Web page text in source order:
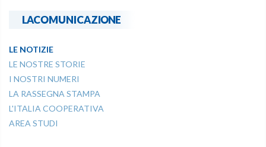
LACOMUNICAZIONE
LE NOTIZIE
LE NOSTRE STORIE
I NOSTRI NUMERI
LA RASSEGNA STAMPA
L'ITALIA COOPERATIVA
AREA STUDI